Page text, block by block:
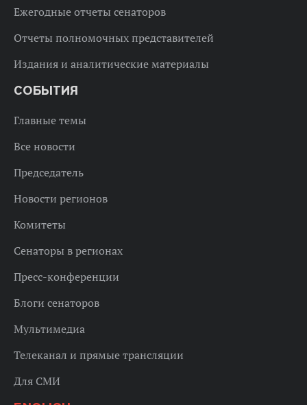
Ежегодные отчеты сенаторов
Отчеты полномочных представителей
Издания и аналитические материалы
СОБЫТИЯ
Главные темы
Все новости
Председатель
Новости регионов
Комитеты
Сенаторы в регионах
Пресс-конференции
Блоги сенаторов
Мультимедиа
Телеканал и прямые трансляции
Для СМИ